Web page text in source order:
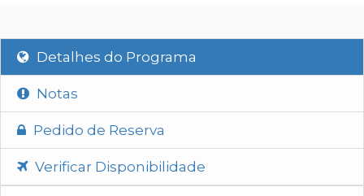
Detalhes do Programa
Notas
Pedido de Reserva
Verificar Disponibilidade